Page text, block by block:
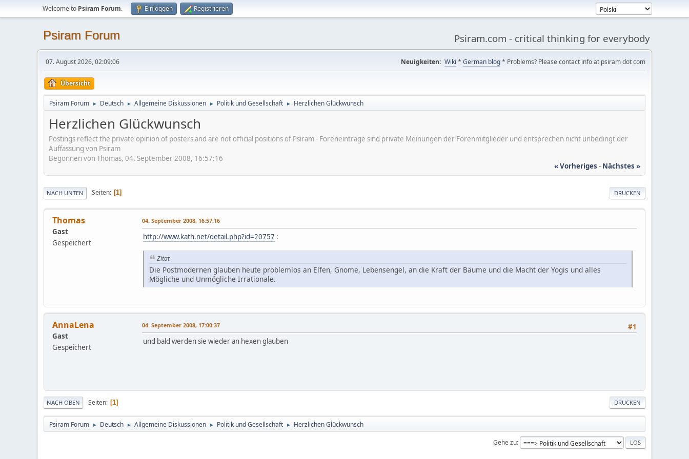
Welcome to Psiram Forum. Einloggen Registrieren
Psiram Forum Psiram.com - critical thinking for everybody
07. August 2026, 02:09:06 Neuigkeiten: Wiki * German blog* Problems? Please contact info at psiram dot com
Übersicht
Psiram Forum ► Deutsch ► Allgemeine Diskussionen ► Politik und Gesellschaft ► Herzlichen Glückwunsch
Herzlichen Glückwunsch
Postings reflect the private opinion of posters and are not official positions of Psiram - Foreneinträge sind private Meinungen der Forenmitglieder und entsprechen nicht unbedingt der
Auffassung von Psiram
Begonnen von Thomas, 04. September 2008, 16:57:16
« Vorheriges - Nächstes »
DRUCKEN
NACH UNTEN Seiten 1
Thomas
Gast
Gespeichert
04. September 2008, 16:57:16
http://www.kath.net/detail.php?id=20757 :
Zitat
Die Postmodernen glauben heute problemlos an Elfen, Gnome, Lebensengel, an die Kraft der Bäume und die Macht der Yogis und alles
Mögliche und Unmögliche Irrationale.
AnnaLena
Gast
Gespeichert
#1
04. September 2008, 17:00:37
und bald werden sie wieder an hexen glauben
DRUCKEN
NACH OBEN Seiten 1
Psiram Forum ► Deutsch ► Allgemeine Diskussionen ► Politik und Gesellschaft ► Herzlichen Glückwunsch
Gehe zu